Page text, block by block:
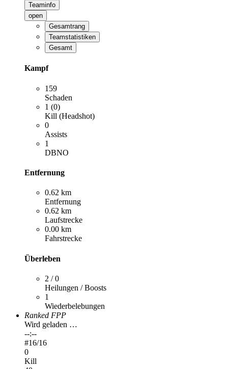
Teaminfo
open
Gesamtrang
Teamstatistiken
Gesamt
Kampf
159
Schaden
1 (0)
Kill (Headshot)
0
Assists
1
DBNO
Entfernung
0.62 km
Entfernung
0.62 km
Laufstrecke
0.00 km
Fahrstrecke
Überleben
2 / 0
Heilungen / Boosts
1
Wiederbelebungen
Ranked FPP
Wird geladen …
--:--
#16/16
0
Kill